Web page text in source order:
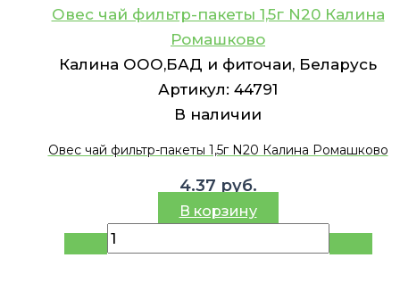
Овес чай фильтр-пакеты 1,5г N20 Калина
Ромашково
Калина ООО,БАД и фиточаи, Беларусь
Артикул: 44791
В наличии
Овес чай фильтр-пакеты 1,5г N20 Калина Ромашково
4.37 руб.
В корзину